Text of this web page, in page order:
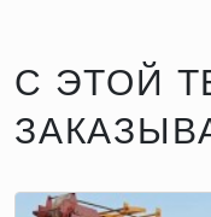
С ЭТОЙ